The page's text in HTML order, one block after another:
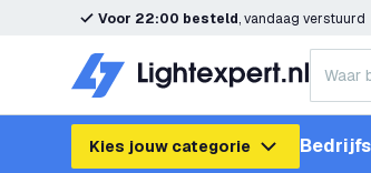
Voor 22:00 besteld, vandaag verstuurd
Kies jouw categorie